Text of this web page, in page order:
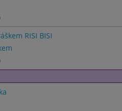
RISI BISI